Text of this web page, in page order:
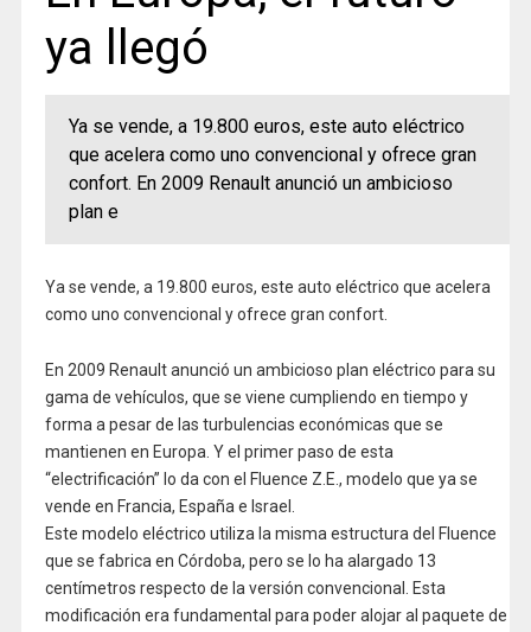
ya llegó
Ya se vende, a 19.800 euros, este auto eléctrico
que acelera como uno convencional y ofrece gran
confort. En 2009 Renault anunció un ambicioso
plan e
Ya se vende, a 19.800 euros, este auto eléctrico que acelera
como uno convencional y ofrece gran confort.
En 2009 Renault anunció un ambicioso plan eléctrico para su
gama de vehículos, que se viene cumpliendo en tiempo y
forma a pesar de las turbulencias económicas que se
mantienen en Europa. Y el primer paso de esta
“electrificación” lo da con el Fluence Z.E., modelo que ya se
vende en Francia, España e Israel.
Este modelo eléctrico utiliza la misma estructura del Fluence
que se fabrica en Córdoba, pero se lo ha alargado 13
centímetros respecto de la versión convencional. Esta
modificación era fundamental para poder alojar al paquete de